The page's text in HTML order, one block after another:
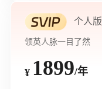
个人版
领英人脉一目了然
¥ 1899/年